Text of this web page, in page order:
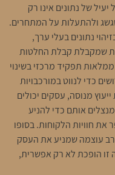
יעיל של נתונים אינו רק
ולהתעלות על המתחרים.
נתונים בעלי ערך,
שמקבלת קבלת החלטות
תפקיד מרכזי בשינוי
כדי לנווט במורכבויות
מנוסה, עסקים יכולים
אותם כדי להניע
את חוויות הלקוחות. בסופו
עוצמה שמניע את העסק
הופכת לא רק אפשרית,